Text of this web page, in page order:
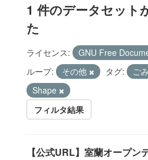
1 件のデータセット
た
ライセンス: GNU Free
ループ:
その他 タグ: ごみ
Shape
フィルタ結果
【公式URL】室蘭オープン